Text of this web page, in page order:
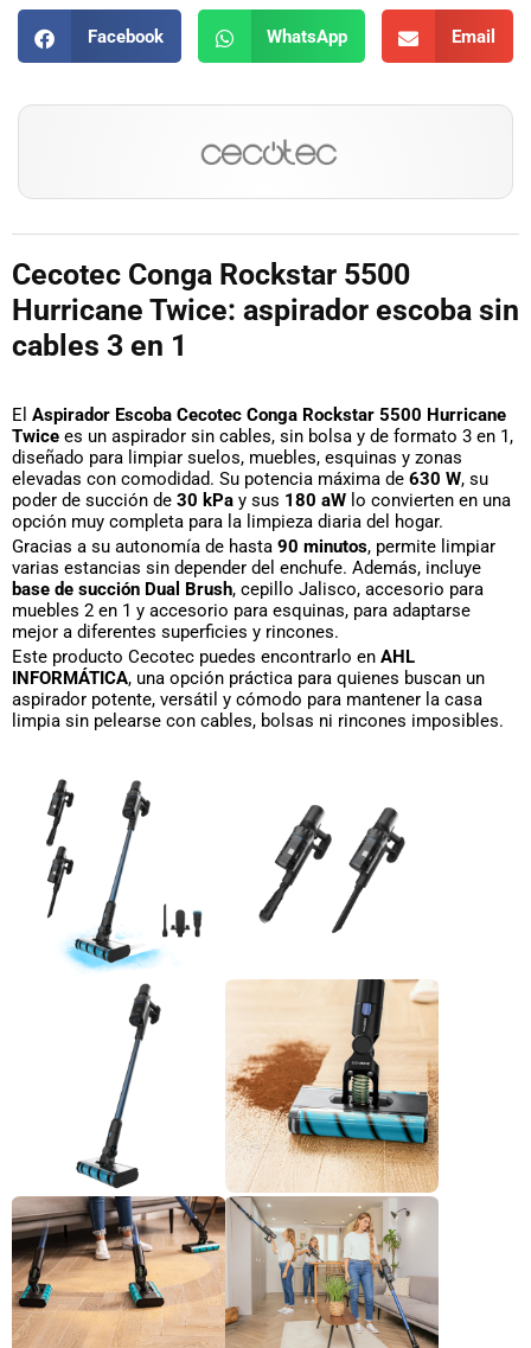
Facebook WhatsApp Email
Cecotec Conga Rockstar 5500
Hurricane Twice: aspirador escoba sin
cables 3 en 1
El Aspirador Escoba Cecotec Conga Rockstar 5500 Hurricane
Twice es un aspirador sin cables, sin bolsa y de formato 3 en 1,
diseñado para limpiar suelos, muebles, esquinas y zonas
elevadas con comodidad. Su potencia máxima de 630 W, su
poder de succión de 30 kPa y sus 180 aW lo convierten en una
opción muy completa para la limpieza diaria del hogar.
Gracias a su autonomía de hasta 90 minutos, permite limpiar
varias estancias sin depender del enchufe. Además, incluye
base de succión Dual Brush, cepillo Jalisco, accesorio para
muebles 2 en 1 y accesorio para esquinas, para adaptarse
mejor a diferentes superficies y rincones.
Este producto Cecotec puedes encontrarlo en AHL
INFORMÁTICA, una opción práctica para quienes buscan un
aspirador potente, versátil y cómodo para mantener la casa
limpia sin pelearse con cables, bolsas ni rincones imposibles.